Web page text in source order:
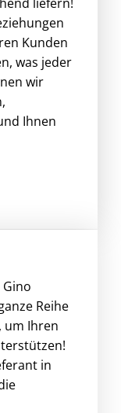
Kunden
was jeder
wir
Ihnen
Reihe
um Ihren
in